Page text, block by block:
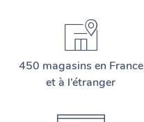
450 magasins en France
et à l’étranger